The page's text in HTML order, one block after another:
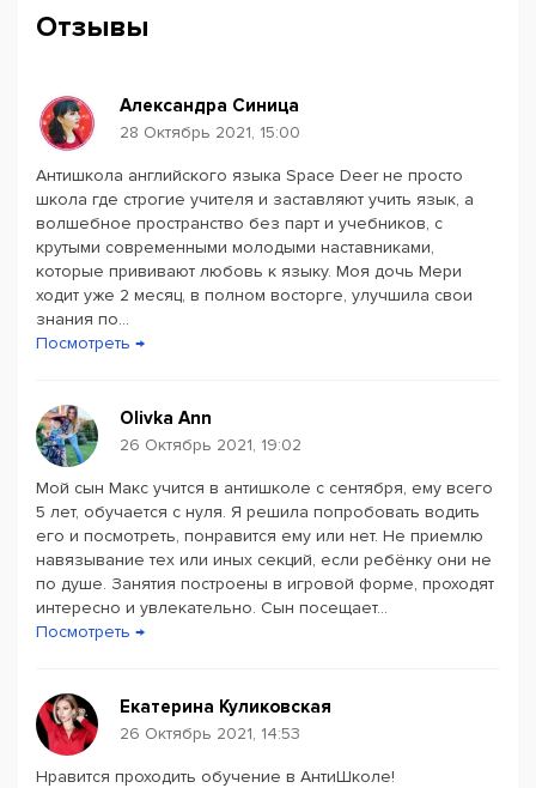
Заходь на наш сайт, щоб залишити заявку і ми
Готовий долати мовний бар'єр? Тоді тобі
точно до нас!
Powered byLeaflet— © Google 2026
Отзывы
Александра Синица
28 Октябрь 2021, 15:00
Антишкола английского языка Space Deer не просто
школа где строгие учителя и заставляют учить язык, а
волшебное пространство без парт и учебников, с
крутыми современными молодыми наставниками,
которые прививают любовь к языку. Моя дочь Мери
ходит уже 2 месяц, в полном восторге, улучшила свои
знания по...
Посмотреть →
Olivka Ann
26 Октябрь 2021, 19:02
Мой сын Макс учится в антишколе с сентября, ему всего
5 лет, обучается с нуля. Я решила попробовать водить
его и посмотреть, понравится ему или нет. Не приемлю
навязывание тех или иных секций, если ребёнку они не
по душе. Занятия построены в игровой форме, проходят
интересно и увлекательно. Сын посещает...
Посмотреть →
Екатерина Куликовская
26 Октябрь 2021, 14:53
Нравится проходить обучение в АнтиШколе!